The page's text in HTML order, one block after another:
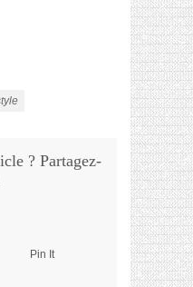
? Partagez-
Pin It